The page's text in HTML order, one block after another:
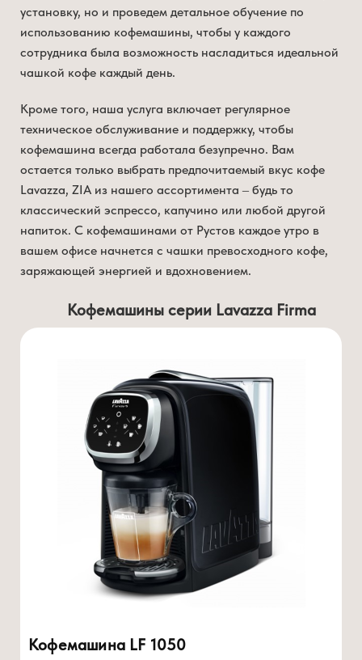
установку, но и проведем детальное обучение по
использованию кофемашины, чтобы у каждого
сотрудника была возможность насладиться идеальной
чашкой кофе каждый день.
Кроме того, наша услуга включает регулярное
техническое обслуживание и поддержку, чтобы
кофемашина всегда работала безупречно. Вам
остается только выбрать предпочитаемый вкус кофе
Lavazza, ZIA из нашего ассортимента – будь то
классический эспрессо, капучино или любой другой
напиток. С кофемашинами от Рустов каждое утро в
вашем офисе начнется с чашки превосходного кофе,
заряжающей энергией и вдохновением.
Кофемашины серии Lavazza Firma
Кофемашина LF 1050